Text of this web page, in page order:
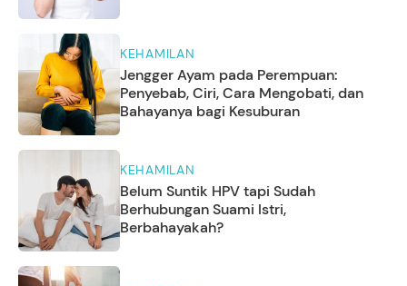
KEHAMILAN
Jengger Ayam pada Perempuan:
Penyebab, Ciri, Cara Mengobati, dan
Bahayanya bagi Kesuburan
KEHAMILAN
Belum Suntik HPV tapi Sudah
Berhubungan Suami Istri,
Berbahayakah?